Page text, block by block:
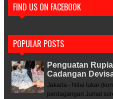
FIND US ON FACEBOOK
POPULAR POSTS
Penguatan
Cadangan
Jakarta - Nilai tukar
perdagangan Jumat